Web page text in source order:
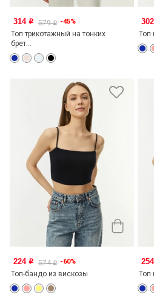
314 o 579o -45%
Топ трикотажный на тонких
брет...
302
Топ
224 o 574o -60%
Топ-бандо из вискозы
254
Топ